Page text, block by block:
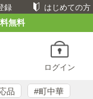
録 はじめての方
無料
ログイン
品 #町中華